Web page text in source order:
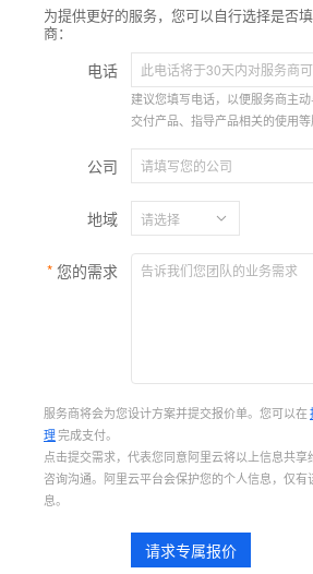
为提供更好的服务，您可以自行选择是否
商：
电话
建议您填写电话，以便服务商主
交付产品、指导产品相关的使用
公司
地域
您的需求
服务商将会为您设计方案并提交报价单。您可以在
理完成支付。
点击提交需求，代表您同意阿里云将以上信息共
咨询沟通。阿里云平台会保护您的个人信息，仅
息。
请求专属报价